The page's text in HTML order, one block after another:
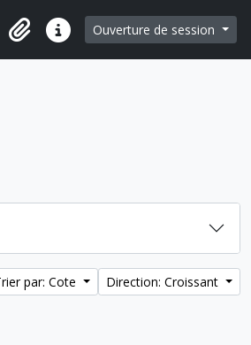
in browse page
Liens rapidesOuverture de session
par: Cote Direction: Croissant